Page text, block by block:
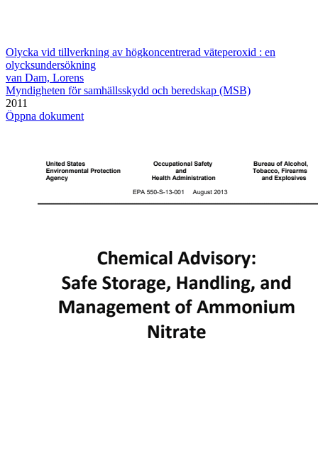
Olycka vid tillverkning av högkoncentrerad väteperoxid : en
olycksundersökning
van Dam, Lorens
Myndigheten för samhällsskydd och beredskap (MSB)
2011
Öppna dokument